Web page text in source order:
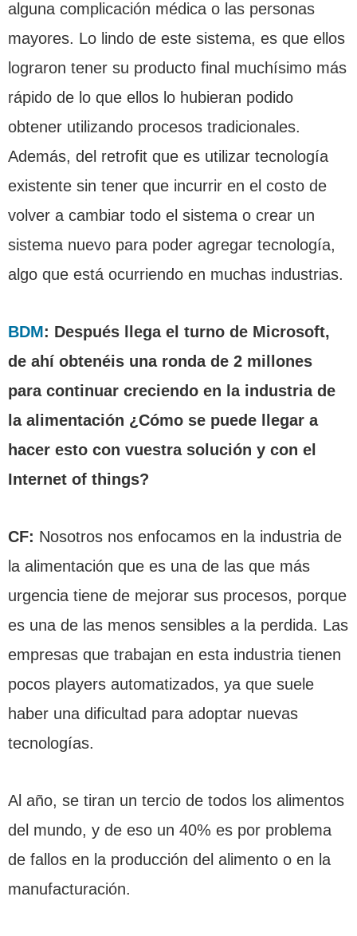
alguna complicación médica o las personas
mayores. Lo lindo de este sistema, es que ellos
lograron tener su producto final muchísimo más
rápido de lo que ellos lo hubieran podido
obtener utilizando procesos tradicionales.
Además, del retrofit que es utilizar tecnología
existente sin tener que incurrir en el costo de
volver a cambiar todo el sistema o crear un
sistema nuevo para poder agregar tecnología,
algo que está ocurriendo en muchas industrias.
BDM: Después llega el turno de Microsoft,
de ahí obtenéis una ronda de 2 millones
para continuar creciendo en la industria de
la alimentación ¿Cómo se puede llegar a
hacer esto con vuestra solución y con el
Internet of things?
CF: Nosotros nos enfocamos en la industria de
la alimentación que es una de las que más
urgencia tiene de mejorar sus procesos, porque
es una de las menos sensibles a la perdida. Las
empresas que trabajan en esta industria tienen
pocos players automatizados, ya que suele
haber una dificultad para adoptar nuevas
tecnologías.
Al año, se tiran un tercio de todos los alimentos
del mundo, y de eso un 40% es por problema
de fallos en la producción del alimento o en la
manufacturación.